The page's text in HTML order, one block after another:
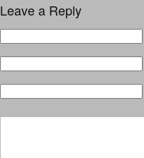
Leave a Reply